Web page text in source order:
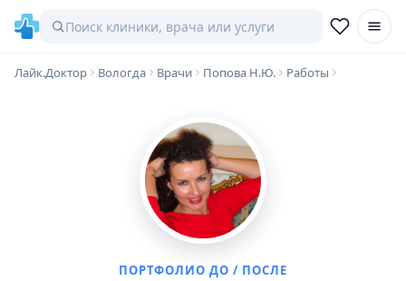
Лайк.Доктор Вологда Врачи Попова Н.Ю. Работы
ПОРТФОЛИО ДО / ПОСЛЕ